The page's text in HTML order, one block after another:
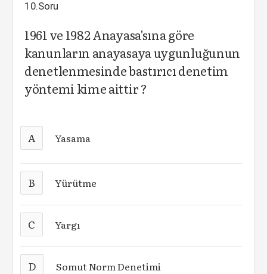
10.Soru
1961 ve 1982 Anayasa'sına göre
kanunların anayasaya uygunluğunun
denetlenmesinde bastırıcı denetim
yöntemi kime aittir ?
A Yasama
B Yürütme
C Yargı
D Somut Norm Denetimi